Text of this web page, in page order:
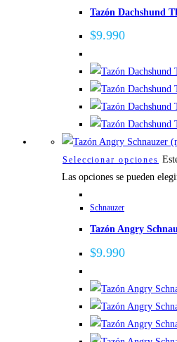
Tazón Dachshund
$9.990
Seleccionar opciones
Las opciones se pueden
Schnauzer
Tazón Angry
$9.990